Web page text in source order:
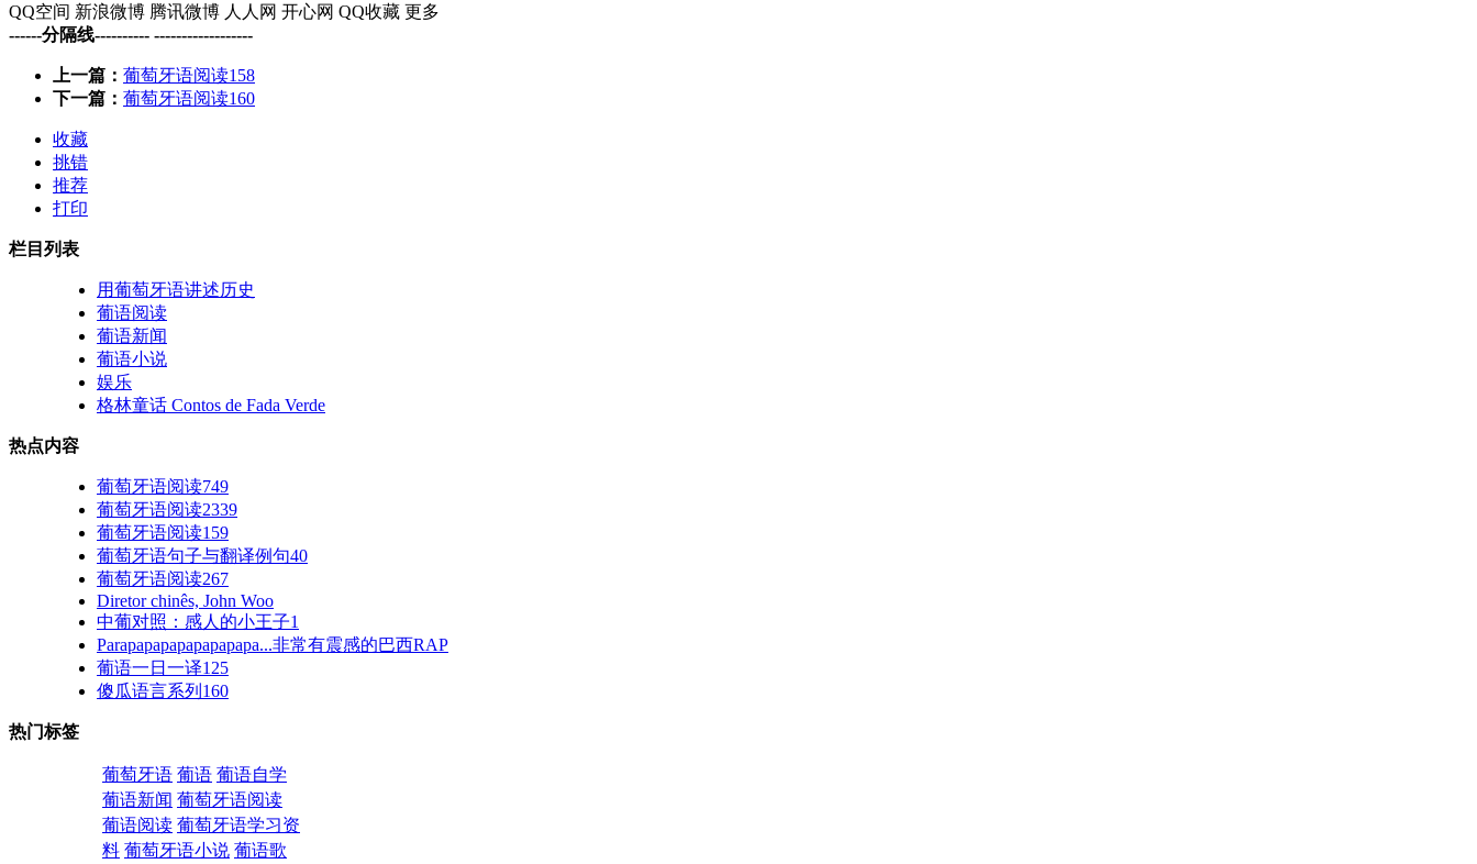
QQ空间 新浪微博 腾讯微博 人人网 开心网 QQ收藏 更多
------分隔线---------- ------------------
上一篇： 葡萄牙语阅读158
下一篇： 葡萄牙语阅读160
收藏
挑错
推荐
打印
栏目列表
用葡萄牙语讲述历史
葡语阅读
葡语新闻
葡语小说
娱乐
格林童话 Contos de Fada Verde
热点内容
葡萄牙语阅读749
葡萄牙语阅读2339
葡萄牙语阅读159
葡萄牙语句子与翻译例句40
葡萄牙语阅读267
Diretor chinês, John Woo
中葡对照：感人的小王子1
Parapapapapapapapapa...非常有震感的巴西RAP
葡语一日一译125
傻瓜语言系列160
热门标签
葡萄牙语 葡语 葡语自学
葡语新闻 葡萄牙语阅读
葡语阅读 葡萄牙语学习资
料 葡萄牙语小说 葡语歌